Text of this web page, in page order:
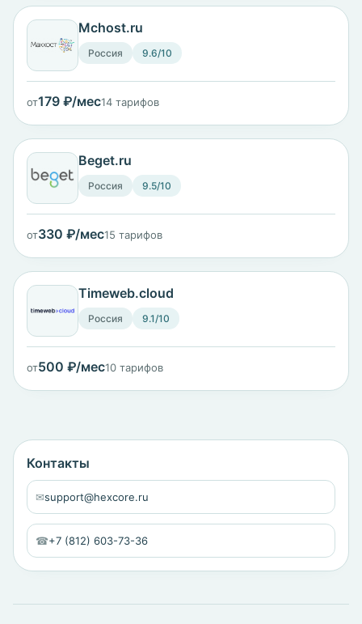
Mchost.ru
Россия 9.6/10
от179 ₽/мес14 тарифов
Beget.ru
Россия 9.5/10
от330 ₽/мес15 тарифов
Timeweb.cloud
Россия 9.1/10
от500 ₽/мес10 тарифов
Контакты
✉support@hexcore.ru
☎+7 (812) 603-73-36